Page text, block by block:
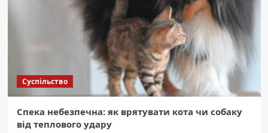
Суспільство
Спека небезпечна: як врятувати кота чи собаку
від теплового удару